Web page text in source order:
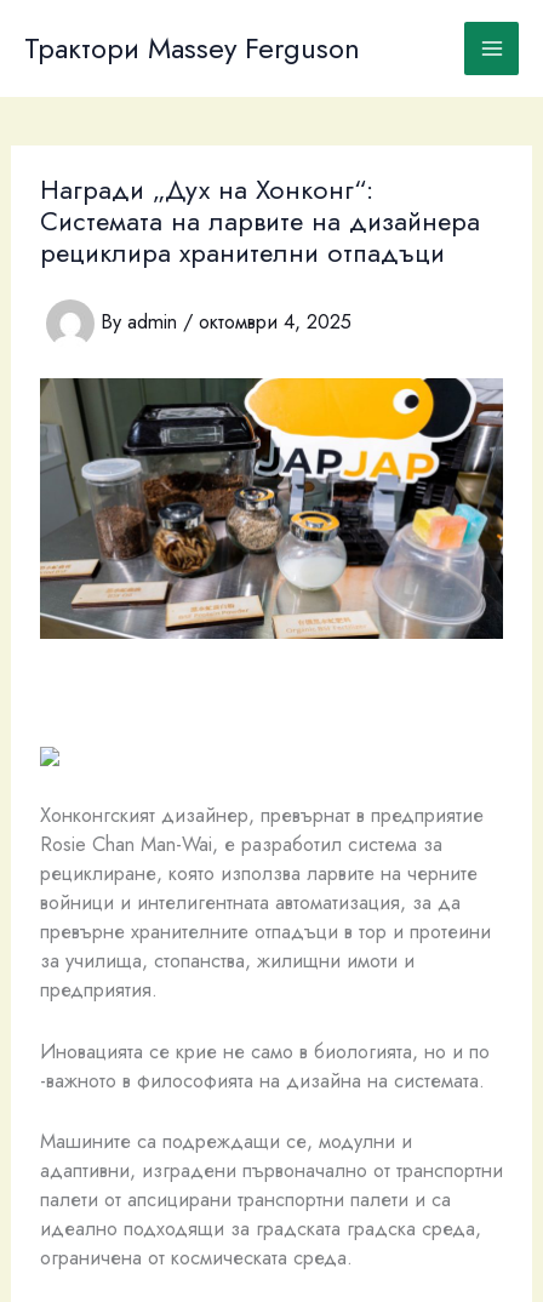
content
Трактори Massey Ferguson
Награди „Дух на Хонконг“:
Системата на ларвите на дизайнера
рециклира хранителни отпадъци
By admin / октомври 4, 2025
Хонконгският дизайнер, превърнат в предприятие
Rosie Chan Man-Wai, е разработил система за
рециклиране, която използва ларвите на черните
войници и интелигентната автоматизация, за да
превърне хранителните отпадъци в тор и протеини
за училища, стопанства, жилищни имоти и
предприятия.
Иновацията се крие не само в биологията, но и по
-важното в философията на дизайна на системата.
Машините са подреждащи се, модулни и
адаптивни, изградени първоначално от транспортни
палети от апсицирани транспортни палети и са
идеално подходящи за градската градска среда,
ограничена от космическата среда.